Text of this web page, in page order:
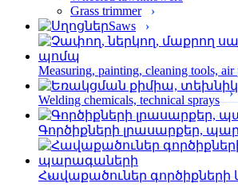
Grass trimmer
Saws
Measuring, painting, cleaning tools, air
Welding chemicals, technical sprays
Գործիքների լրասարքեր,
Հավաքածուներ